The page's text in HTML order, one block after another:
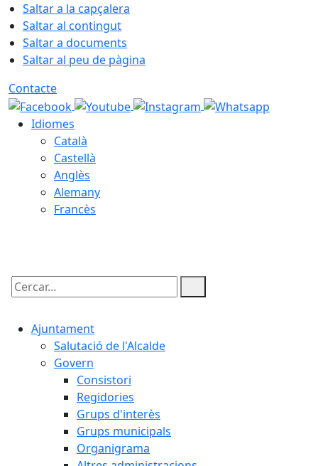
Saltar a la capçalera
Saltar al contingut
Saltar a documents
Saltar al peu de pàgina
Contacte
Idiomes
Català
Castellà
Anglès
Alemany
Francès
Cercar:
Ajuntament
Salutació de l'Alcalde
Govern
Consistori
Regidories
Grups d'interès
Grups municipals
Organigrama